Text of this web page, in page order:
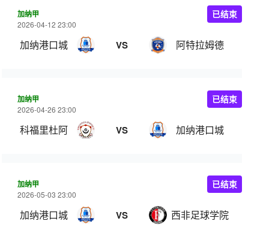
加纳甲
2026-04-12 23:00
加纳港口城 VS 阿特拉姆德
已结束
加纳甲
2026-04-26 23:00
科福里杜阿 VS 加纳港口城
已结束
加纳甲
2026-05-03 23:00
加纳港口城 VS 西非足球学院
已结束